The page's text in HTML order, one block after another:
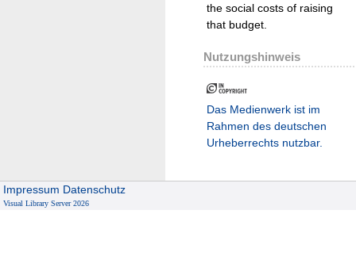
the social costs of raising
that budget.
Nutzungshinweis
Das Medienwerk ist im
Rahmen des deutschen
Urheberrechts nutzbar.
Impressum Datenschutz
Visual Library Server 2026